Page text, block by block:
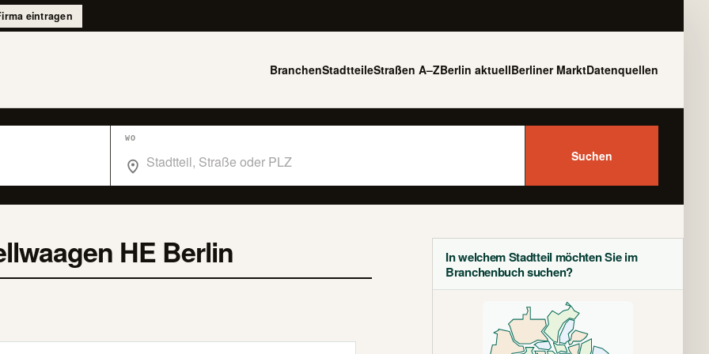
eintragen
BranchenStadtteileStraßen A–ZBerlin aktuellBerliner MarktDatenquellen
WO
Suchen
In welchem Stadtteil möchten Sie im
Branchenbuch suchen?
HE Berlin